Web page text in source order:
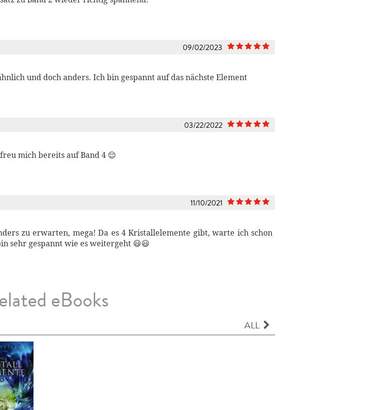
09/02/2023
und doch anders. Ich bin gespannt auf das nächste Element
03/22/2022
mich bereits auf Band 4 😌
11/10/2021
zu erwarten, mega! Da es 4 Kristallelemente gibt, warte ich schon
sehr gespannt wie es weitergeht 😃😃
eBooks
ALL